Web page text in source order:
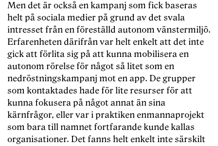
Men det är också en kampanj som fick baseras
helt på sociala medier på grund av det svala
intresset från en föreställd autonom vänstermiljö.
Erfarenheten därifrån var helt enkelt att det inte
gick att förlita sig på att kunna mobilisera en
autonom rörelse för något så litet som en
nedröstningskampanj mot en app. De grupper
som kontaktades hade för lite resurser för att
kunna fokusera på något annat än sina
kärnfrågor, eller var i praktiken enmannaprojekt
som bara till namnet fortfarande kunde kallas
organisationer. Det fanns helt enkelt inte särskilt